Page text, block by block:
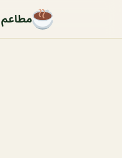
مطاعم